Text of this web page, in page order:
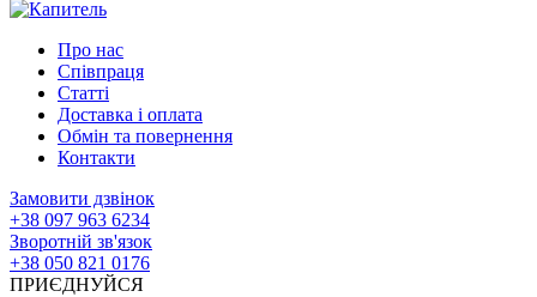
Про нас
Співпраця
Статті
Доставка і оплата
Обмін та повернення
Контакти
Замовити дзвінок
+38 097 963 6234
Зворотній зв'язок
+38 050 821 0176
ПРИЄДНУЙСЯ